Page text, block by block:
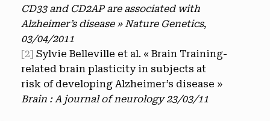
CD33 and CD2AP are associated with
Alzheimer’s disease » Nature Genetics,
03/04/2011
[2] Sylvie Belleville et al. « Brain Training-
related brain plasticity in subjects at
risk of developing Alzheimer’s disease »
Brain : A journal of neurology 23/03/11